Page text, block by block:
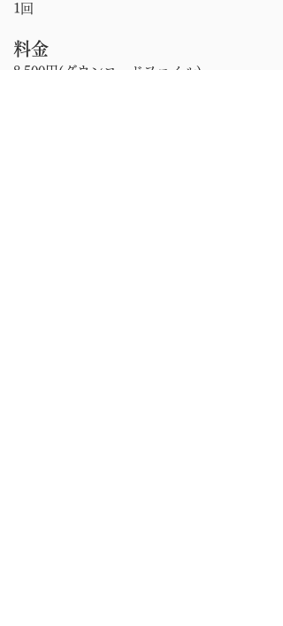
1回
料金
​8,500円(ダウンロードファイル)